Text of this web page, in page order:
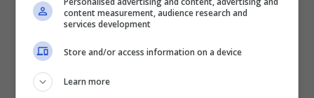
Piotr Zielinski, la vendetta di Giuntoli (Foto ANSA –
stopandgoal.net)
content measurement, audience research and
services development
Store and/or access information on a device
Learn more